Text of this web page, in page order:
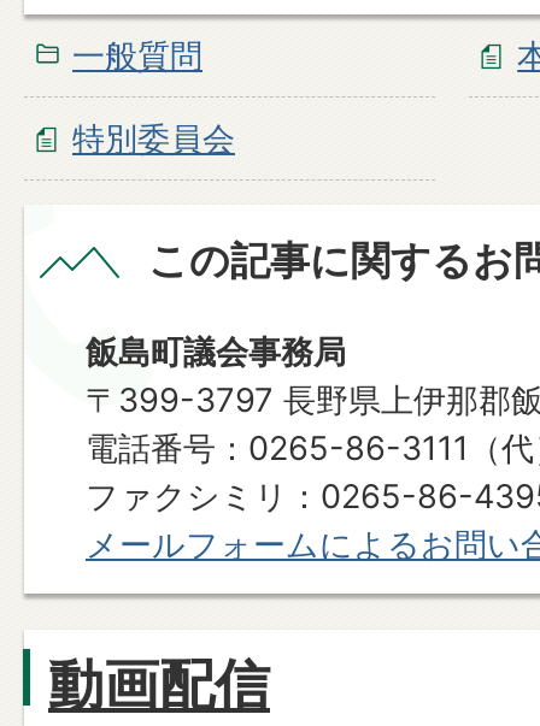
一般質問
特別委員会
この記事に関するお
飯島町議会事務局
〒399-3797 長野県上伊那郡
電話番号：0265-86-3111（
ファクシミリ：0265-86-
メールフォームによるお問い
動画配信